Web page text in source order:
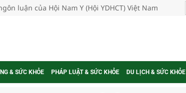
luận của Hội Nam Y (Hội YDHCT) Việt Nam
& SỨC KHỎE PHÁP LUẬT & SỨC KHỎE DU LỊCH & SỨC KHỎE